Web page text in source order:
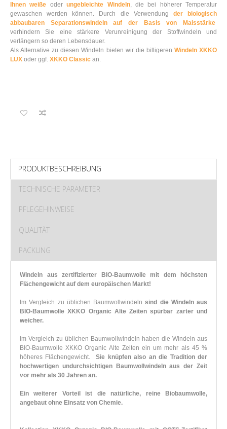
Ihnen weiße oderungebleichte Windeln, die bei höherer Temperatur
gewaschen werden können. Durch die Verwendung der biologisch
abbaubaren Separationswindeln auf der Basis von Maisstärke
verhindern Sie eine stärkere Verunreinigung der Stoffwindeln und
verlängern so deren Lebensdauer.
Als Alternative zu diesen Windeln bieten wir die billigeren Windeln XKKO
LUX oder ggf. XKKO Classic an.
PRODUKTBESCHREIBUNG
TECHNISCHE PARAMETER
PFLEGEHINWEISE
QUALITÄT
PACKUNG
Windeln aus zertifizierter BIO-Baumwolle mit dem höchsten
Flächengewicht auf dem europäischen Markt!
Im Vergleich zu üblichen Baumwollwindelnsind die Windeln aus
BIO-Baumwolle XKKO Organic Alte Zeiten spürbar zarter und
weicher.
Im Vergleich zu üblichen Baumwollwindeln haben die Windeln aus
BIO-Baumwolle XKKO Organic Alte Zeiten ein um mehr als 45 %
höheres Flächengewicht.Sie knüpfen also an die Tradition der
hochwertigen undurchsichtigen Baumwollwindeln aus der Zeit
vor mehr als 30 Jahren an.
Ein weiterer Vorteil ist die natürliche, reine Biobaumwolle,
angebaut ohne Einsatz von Chemie.